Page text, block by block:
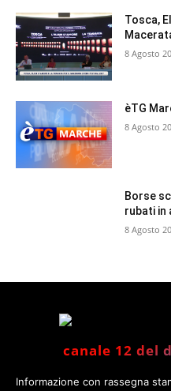
Tosca,
8 Agosto
èTG
8 Agosto
Borse
rubati in
8 Agosto
canale 12 del
Informazione con rassegna